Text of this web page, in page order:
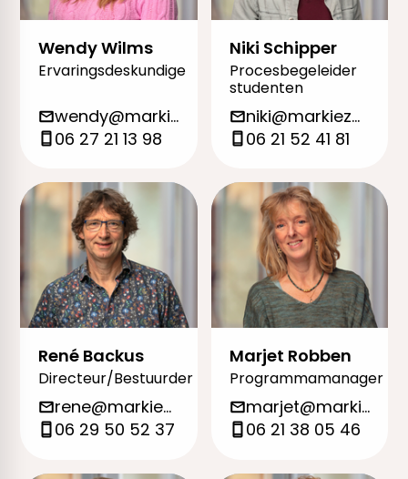
Wendy Wilms
Ervaringsdeskundige
wendy@markieza.org
06 27 21 13 98
Niki Schipper
Procesbegeleider
studenten
niki@markieza.org
06 21 52 41 81
René Backus
Directeur/Bestuurder
rene@markieza.org
06 29 50 52 37
Marjet Robben
Programmamanager
marjet@markieza.org
06 21 38 05 46